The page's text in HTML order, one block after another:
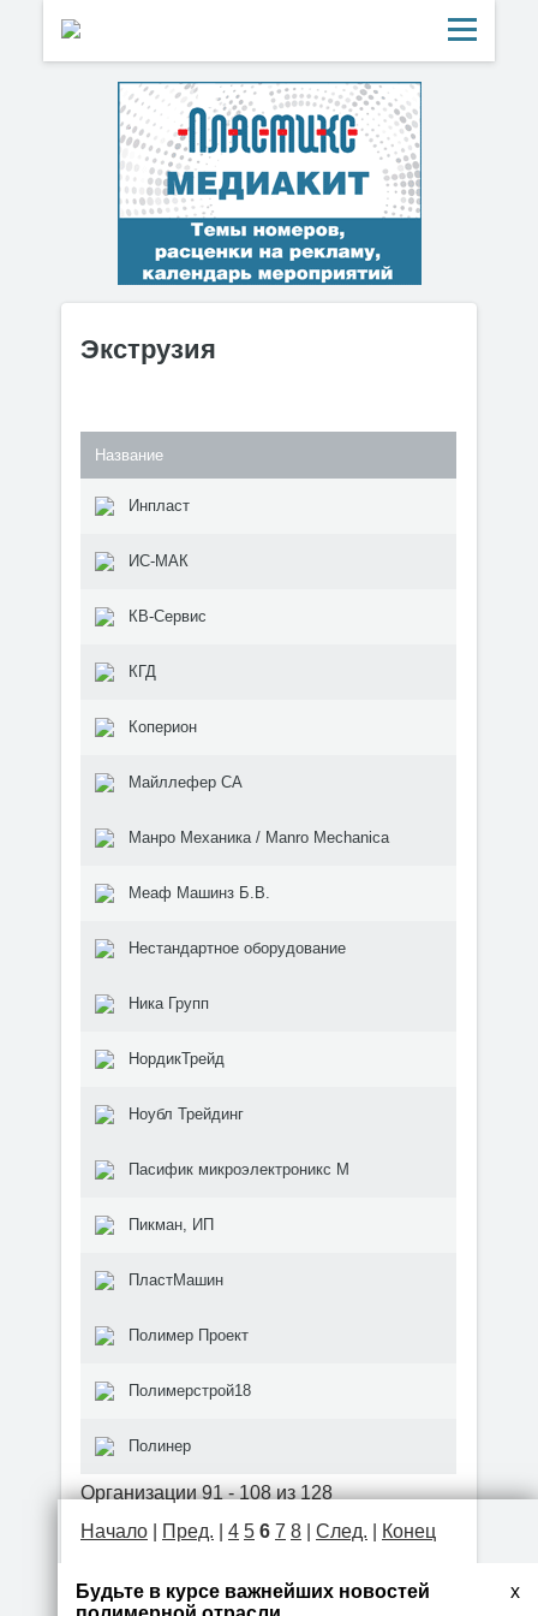
Экструзия
Название
Инпласт
ИС-МАК
КВ-Сервис
КГД
Коперион
Майллефер СА
Манро Механика / Manro Mechanica
Меаф Машинз Б.В.
Нестандартное оборудование
Ника Групп
НордикТрейд
Ноубл Трейдинг
Пасифик микроэлектроникс М
Пикман, ИП
ПластМашин
Полимер Проект
Полимерстрой18
Полинер
Организации 91 - 108 из 128
Начало
Пред. 4 5 6 7 8 След. Конец
x
Будьте в курсе важнейших новостей